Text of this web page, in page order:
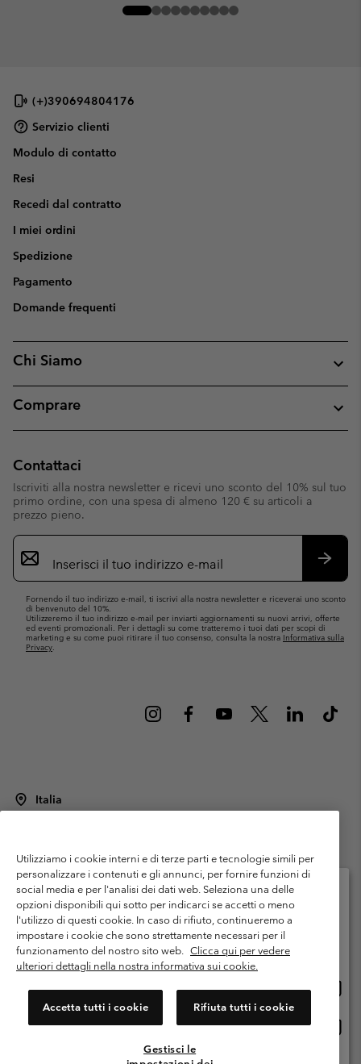
(+)390694804176
Servizio clienti
Modulo di contatto
Resi
Recedi dal contratto
I miei ordini
Spedizione
Pagamento
Domande frequenti
Chi Siamo
Comprare
Contattaci
Iscriviti alla nostra newsletter e ricevi uno sconto del 10% sul tuo
primo ordine, con una spesa di almeno 120 € su articoli a
prezzo pieno.
Iscrizione
e-
mail
Fornendo il tuo indirizzo e-mail, ti iscrivi alla nostra newsletter e riceverai uno sconto
di benvenuto del 10%.
Utilizzeremo il tuo indirizzo e-mail per inviarti aggiornamenti su nuovi arrivi, offerte
ed eventi promozionali. Per i dettagli su come tratteremo i tuoi dati per scopi di
marketing e su come puoi ritirare il tuo consenso, consulta la nostra Informativa sulla
Privacy.
Italia
Termini di utilizzo
Condizioni Generali di Venditaa
Garanzia
Politica sulla privacy
Termini e condizioni del programma di membership
Condizioni di utilizzo dei contenuti generati dagli utenti
Impressum
Cookies
Public CBCR
Servizio clienti: Lun. - ven. 9:00 - 13:00 & 14:00- 18:00
(+)390694804176
Utilizziamo i cookie interni e di terze parti e tecnologie simili per
personalizzare i contenuti e gli annunci, per fornire funzioni di
social media e per l'analisi dei dati web. Seleziona una delle
opzioni disponibili qui sotto per indicarci se accetti o meno
l'utilizzo di questi cookie. In caso di rifiuto, continueremo a
impostare i cookie che sono strettamente necessari per il
funzionamento del nostro sito web. Clicca qui per vedere
ulteriori dettagli nella nostra informativa sui cookie.
Accetta tutti i cookie Rifiuta tutti i cookie
Gestisci le
Seleziona il paese di spedizione e la lingua
Shopping online disponibile
online
Italia
online